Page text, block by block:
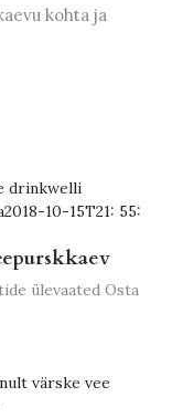
kohta ja
drinkwelli
2018-10-15T21: 55:
ülevaated Osta
värske vee